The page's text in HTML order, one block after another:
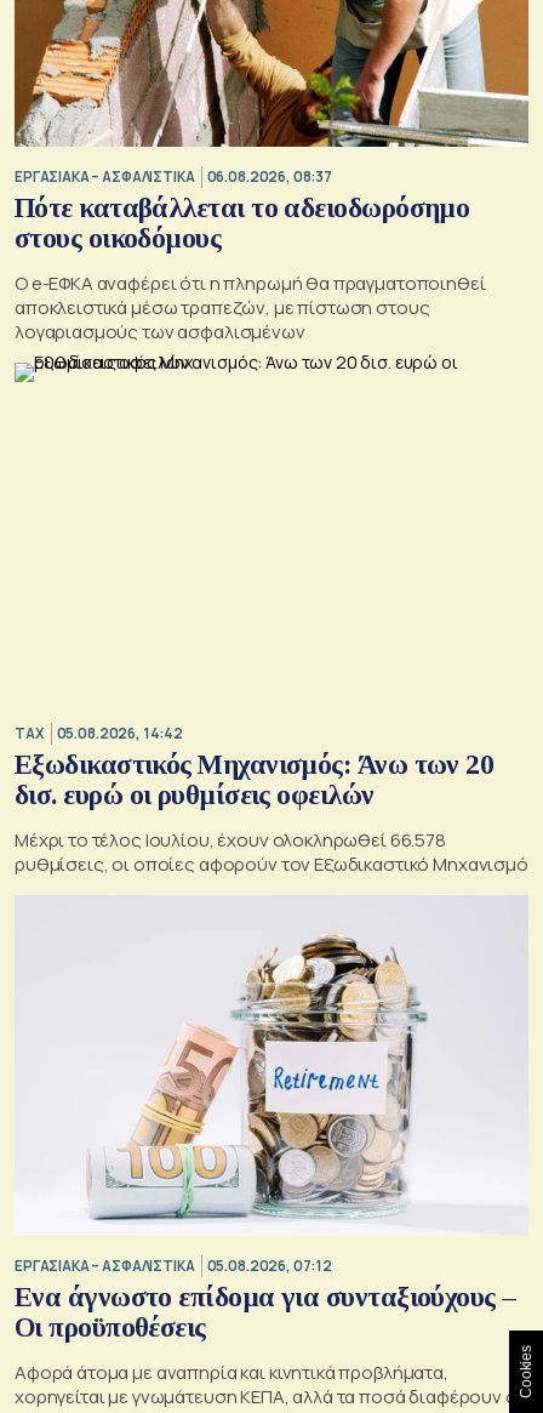
ΕΡΓΑΣΙΑΚΑ – ΑΣΦΑΛΙΣΤΙΚΑ 06.08.2026, 08:37
Πότε καταβάλλεται το αδειοδωρόσημο
στους οικοδόμους
O e-ΕΦΚΑ αναφέρει ότι η πληρωμή θα πραγματοποιηθεί
αποκλειστικά μέσω τραπεζών, με πίστωση στους
λογαριασμούς των ασφαλισμένων
TAX 05.08.2026, 14:42
Εξωδικαστικός Μηχανισμός: Άνω των 20
δισ. ευρώ οι ρυθμίσεις οφειλών
Μέχρι το τέλος Ιουλίου, έχουν ολοκληρωθεί 66.578
ρυθμίσεις, οι οποίες αφορούν τον Εξωδικαστικό Μηχανισμό
ΕΡΓΑΣΙΑΚΑ – ΑΣΦΑΛΙΣΤΙΚΑ 05.08.2026, 07:12
Ενα άγνωστο επίδομα για συνταξιούχους –
Οι προϋποθέσεις
Αφορά άτομα με αναπηρία και κινητικά προβλήματα,
χορηγείται με γνωμάτευση ΚΕΠΑ, αλλά τα ποσά διαφέρουν σε
Cookies